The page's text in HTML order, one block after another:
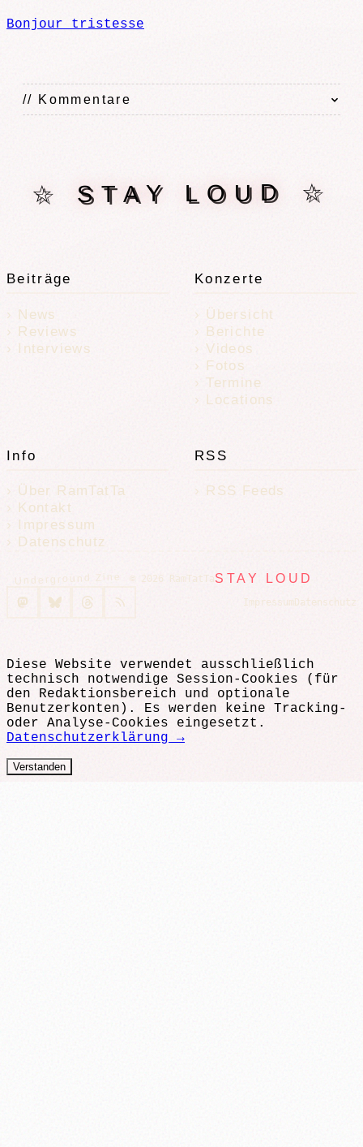
Bonjour tristesse
// Kommentare
☆ STAY LOUD ☆
Beiträge
News
Reviews
Interviews
Konzerte
Übersicht
Berichte
Videos
Fotos
Termine
Locations
Info
Über RamTatTa
Kontakt
Impressum
Datenschutz
RSS
RSS Feeds
Underground Zine © 2026 RamTatTaSTAY LOUD
Impressum Datenschutz
Diese Website verwendet ausschließlich
technisch notwendige Session-Cookies (für
den Redaktionsbereich und optionale
Benutzerkonten). Es werden keine Tracking-
oder Analyse-Cookies eingesetzt.
Datenschutzerklärung →
Verstanden